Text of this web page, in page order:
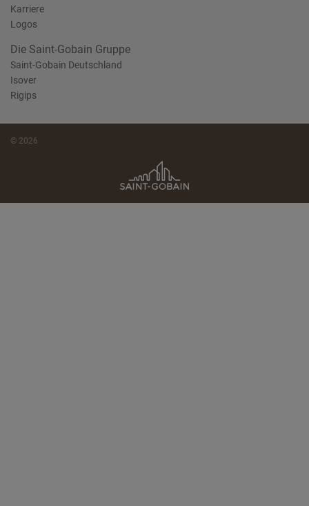
Karriere
Logos
Die Saint-Gobain Gruppe
Saint-Gobain Deutschland
Isover
Rigips
© 2026